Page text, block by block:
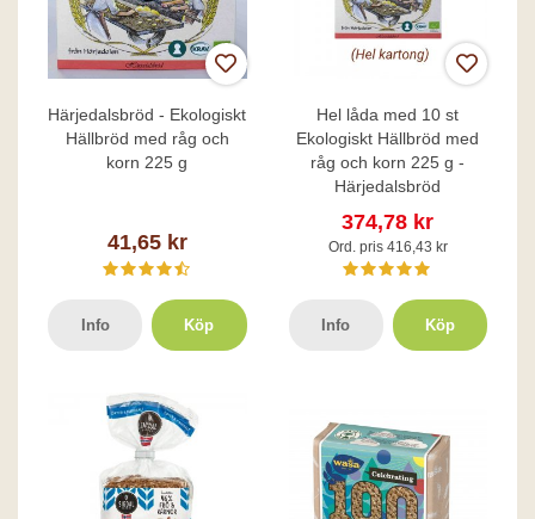
Härjedalsbröd - Ekologiskt
Hällbröd med råg och
korn 225 g
41,65 kr
Info Köp
Hel låda med 10 st
Ekologiskt Hällbröd med
råg och korn 225 g -
Härjedalsbröd
374,78 kr
Ord. pris 416,43 kr
Info Köp